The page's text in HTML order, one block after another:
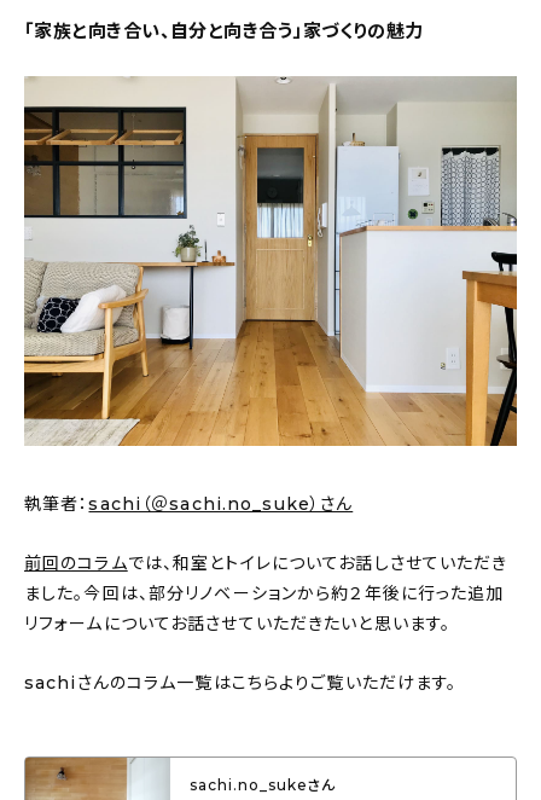
daily mukuri
カテゴリー一覧
新着記事
人気の記事
キッチン
ギフト
「家族と向き合い、自分と向き合う」家づくりの魅力
執筆者：sachi（＠sachi.no_suke）さん
前回のコラムでは、和室とトイレについてお話しさせていただき
ました。今回は、部分リノベーションから約２年後に行った追加
リフォームについてお話させていただきたいと思います。
sachiさんのコラム一覧はこちらよりご覧いただけます。
sachi.no_sukeさん